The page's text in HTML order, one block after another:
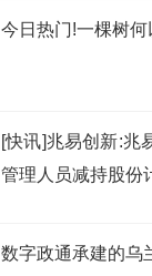
今日热门!一棵树
[快讯]兆易创新:兆
管理人员减持股份
数字政通承建的乌